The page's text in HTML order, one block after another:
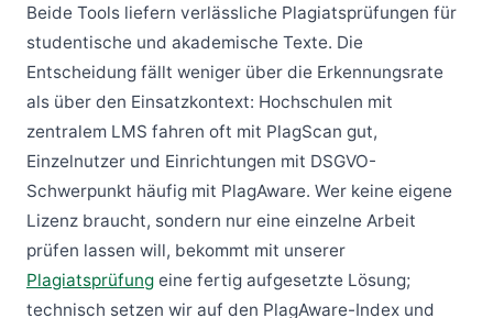
Beide Tools liefern verlässliche Plagiatsprüfungen für
studentische und akademische Texte. Die
Entscheidung fällt weniger über die Erkennungsrate
als über den Einsatzkontext: Hochschulen mit
zentralem LMS fahren oft mit PlagScan gut,
Einzelnutzer und Einrichtungen mit DSGVO-
Schwerpunkt häufig mit PlagAware. Wer keine eigene
Lizenz braucht, sondern nur eine einzelne Arbeit
prüfen lassen will, bekommt mit unserer
Plagiatsprüfung eine fertig aufgesetzte Lösung;
technisch setzen wir auf den PlagAware-Index und